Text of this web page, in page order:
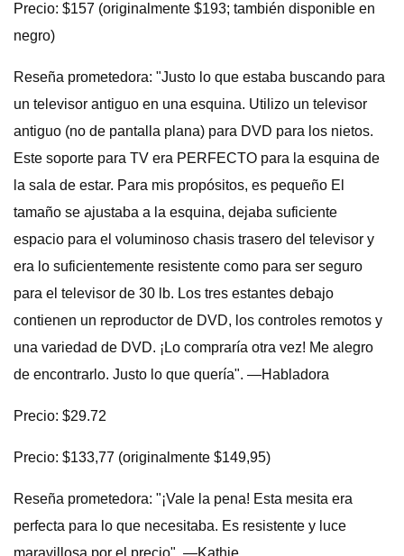
Precio: $157 (originalmente $193; también disponible en
negro)
Reseña prometedora: "Justo lo que estaba buscando para
un televisor antiguo en una esquina. Utilizo un televisor
antiguo (no de pantalla plana) para DVD para los nietos.
Este soporte para TV era PERFECTO para la esquina de
la sala de estar. Para mis propósitos, es pequeño El
tamaño se ajustaba a la esquina, dejaba suficiente
espacio para el voluminoso chasis trasero del televisor y
era lo suficientemente resistente como para ser seguro
para el televisor de 30 lb. Los tres estantes debajo
contienen un reproductor de DVD, los controles remotos y
una variedad de DVD. ¡Lo compraría otra vez! Me alegro
de encontrarlo. Justo lo que quería". —Habladora
Precio: $29.72
Precio: $133,77 (originalmente $149,95)
Reseña prometedora: "¡Vale la pena! Esta mesita era
perfecta para lo que necesitaba. Es resistente y luce
maravillosa por el precio". —Kathie